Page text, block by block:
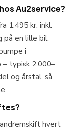
Au2service?
1.495 kr. inkl.
på en lille bil.
i
– typisk 2.000–
og årstal, så
hvert